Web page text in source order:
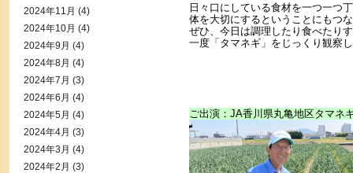
日々口にしている食材を一つ一つ
体を大切にするということにもつ
ぜひ、今日は調理したり食べたり
一度「タマネギ」をじっくり観察
ご出演：JA香川県丸亀地区タマネ
2024年11月 (4)
2024年10月 (4)
2024年9月 (4)
2024年8月 (4)
2024年7月 (3)
2024年6月 (4)
2024年5月 (4)
2024年4月 (3)
2024年3月 (4)
2024年2月 (3)